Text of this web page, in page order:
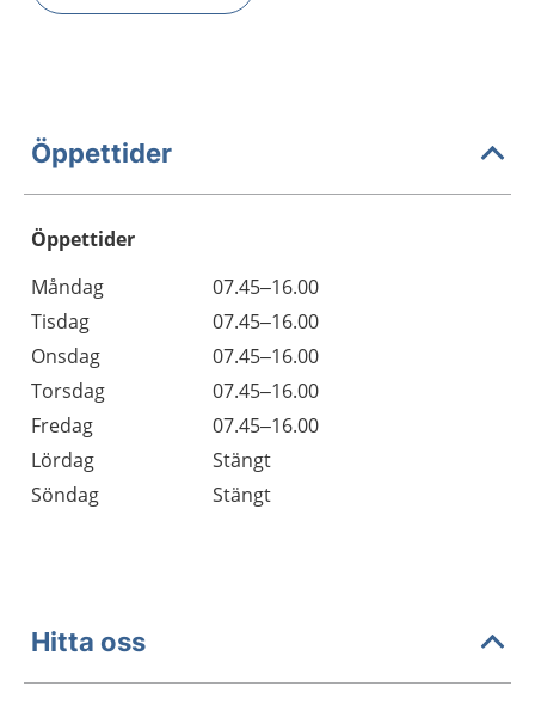
Öppettider
Öppettider
Dag
Öppettider
Kommentarer
Måndag
07.45–16.00
Tisdag
07.45–16.00
Onsdag
07.45–16.00
Torsdag
07.45–16.00
Fredag
07.45–16.00
Lördag
Stängt
Söndag
Stängt
Hitta oss